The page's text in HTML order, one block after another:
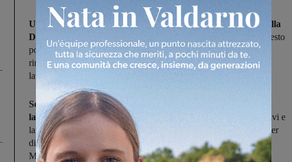
Un operaio 47enne delle acciaierie ARV, nello stabilimento della
Duferdofin di San Giovanni, in via Peruzzi, è rimasto ferito questo
pomeriggio, intorno alle 17, in un incidente sul lavoro. L'uomo è
rimasto incastrato con un braccio in un macchinario a cui stava
lavorando.
Sembra stesse eseguendo alcuni lavori di manutenzione in un
laminatoio,quando sarebbe rimasto incastrato tra due rulli. I motivi e
la dinamica dell'incidente sono ancora comunque da ricostruire. Per
disincastrarlo, sono dovuti intervenire i Vigili del fuoco di
Montevarchi.